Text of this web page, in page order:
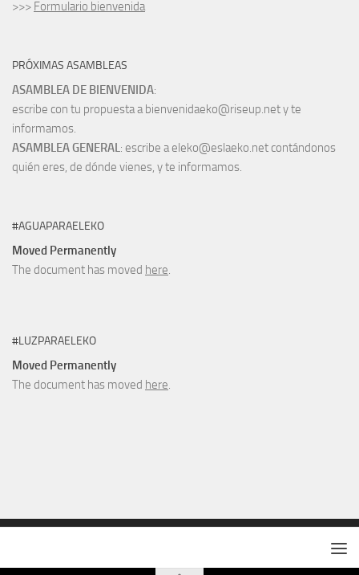
>>> Formulario bienvenida
PRÓXIMAS ASAMBLEAS
ASAMBLEA DE BIENVENIDA:
escribe con tu propuesta a bienvenidaeko@riseup.net y te
informamos.
ASAMBLEA GENERAL: escribe a eleko@eslaeko.net contándonos
quién eres, de dónde vienes, y te informamos.
#AGUAPARAELEKO
Moved Permanently
The document has moved here.
#LUZPARAELEKO
Moved Permanently
The document has moved here.